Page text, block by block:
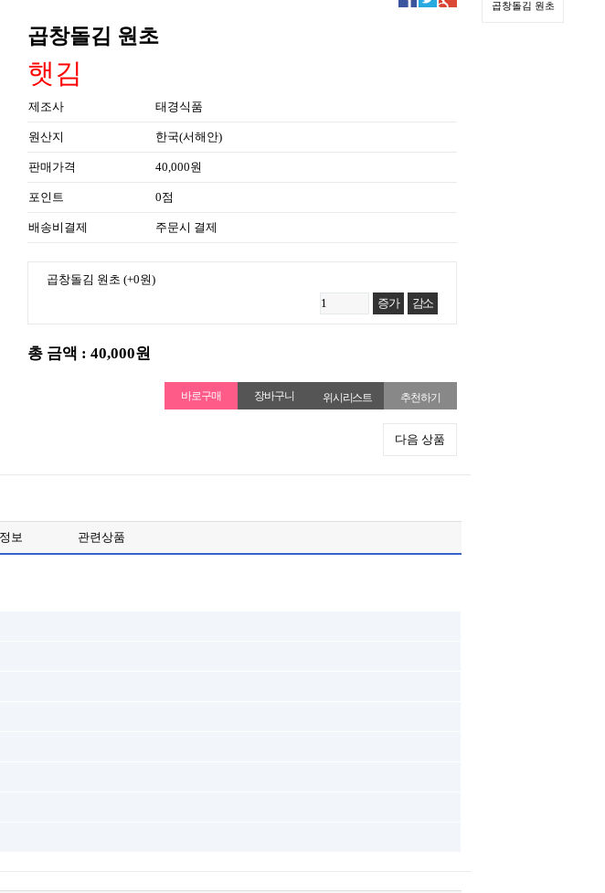
곱창돌김 원초
곱창돌김 원초
햇김
제조사 태경식품
원산지 한국(서해안)
판매가격 40,000원
포인트 0점
배송비결제 주문시 결제
곱창돌김 원초 (+0원)
증가
감소
총 금액 : 40,000원
위시리스트 추천하기
다음 상품
보 관련상품